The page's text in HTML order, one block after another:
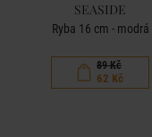
SEASIDE
Ryba 16 cm - modrá
89 Kč
62 Kč